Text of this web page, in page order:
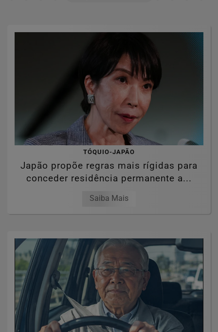
TÓQUIO-JAPÃO
Japão propõe regras mais rígidas para
conceder residência permanente a...
Saiba Mais